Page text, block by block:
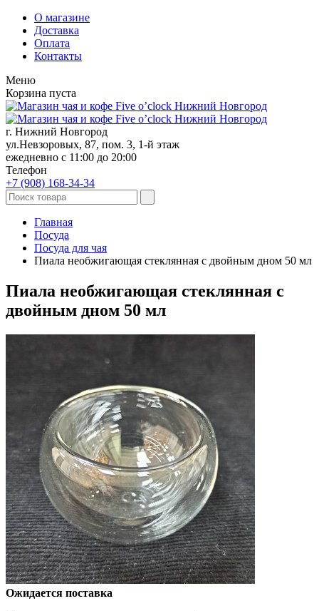
О магазине
Доставка
Оплата
Контакты
Меню
Корзина пуста
г. Нижний Новгород
ул.Невзоровых, 87, пом. 3, 1-й этаж
ежедневно с 11:00 до 20:00
Телефон
+7 (908) 168-34-34
Главная
Посуда
Посуда для чая
Пиала необжигающая стеклянная с двойным дном 50 мл
Пиала необжигающая стеклянная с
двойным дном 50 мл
Ожидается поставка